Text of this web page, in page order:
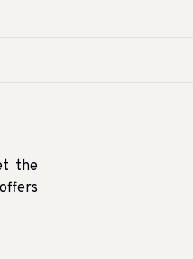
the